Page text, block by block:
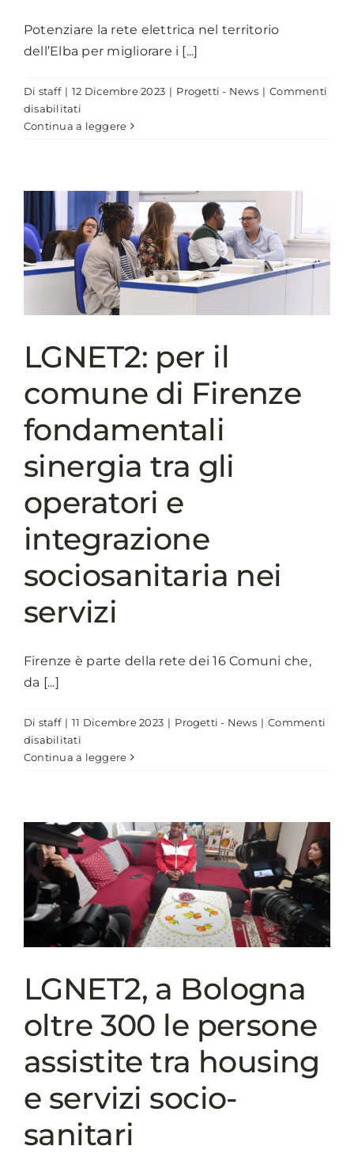
Potenziare la rete elettrica nel territorio
dell’Elba per migliorare i [...]
Di staff | 12 Dicembre 2023 | Progetti - News | Commenti
disabilitatisu
E-
INNOVARE
L’INFRASTRUTTURA
ELETTRICA
DELL’ELBA
Continua a leggere
LGNET2: per il
comune di Firenze
fondamentali
sinergia tra gli
operatori e
integrazione
sociosanitaria nei
servizi
Firenze è parte della rete dei 16 Comuni che,
da [...]
Di staff | 11 Dicembre 2023 | Progetti - News | Commenti
disabilitatisu
LGNET2:
di
Firenze
fondamentali
sinergia
tra
gli
operatori
e
sociosanitaria
nei
servizi
Continua a leggere
LGNET2, a Bologna
oltre 300 le persone
assistite tra housing
e servizi socio-
sanitari